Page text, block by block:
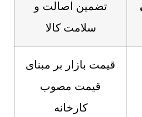
تضمین اصالت و
سلامت کالا
قیمت بازار بر مبنای
قیمت مصوب
کارخانه